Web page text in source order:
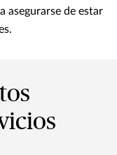
asegurarse de estar